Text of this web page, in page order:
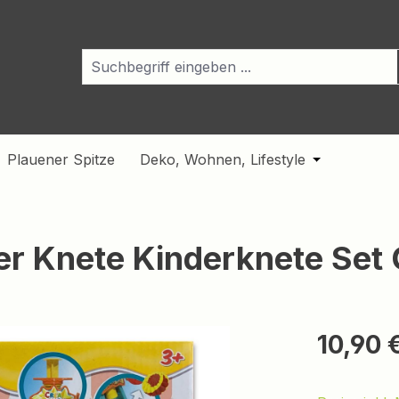
der Kategorie Für den Funkamateur
oder Schließe das Dropdown der Kategorie Für quirlige
Plauener Spitze Deko, Wohnen, Lifestyle Öffne oder
Knete Kinderknete Set
Regulärer
10,90